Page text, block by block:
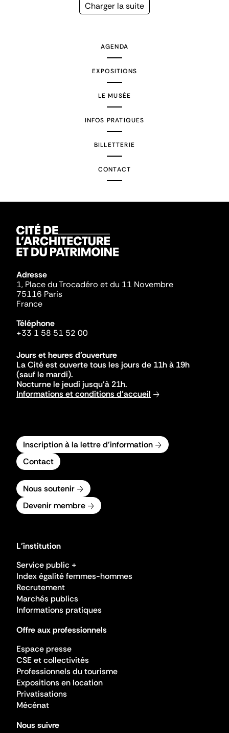
Page
Charger la suite
AGENDA
EXPOSITIONS
LE MUSÉE
INFOS PRATIQUES
BILLETTERIE
CONTACT
Adresse
1, Place du Trocadéro et du 11 Novembre
75116 Paris
France
Téléphone
+33 1 58 51 52 00
Jours et heures d'ouverture
La Cité est ouverte tous les jours de 11h à 19h
(sauf le mardi).
Nocturne le jeudi jusqu'à 21h.
Informations et conditions d'accueil
Inscription à la lettre d'information
Contact
Nous soutenir
Devenir membre
L'institution
Service public +
Index égalité femmes-hommes
Recrutement
Marchés publics
Informations pratiques
Offre aux professionnels
Espace presse
CSE et collectivités
Professionnels du tourisme
Expositions en location
Privatisations
Mécénat
Nous suivre